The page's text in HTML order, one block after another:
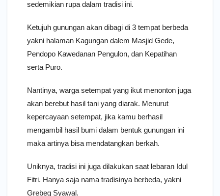
sedemikian rupa dalam tradisi ini.
Ketujuh gunungan akan dibagi di 3 tempat berbeda
yakni halaman Kagungan dalem Masjid Gede,
Pendopo Kawedanan Pengulon, dan Kepatihan
serta Puro.
Nantinya, warga setempat yang ikut menonton juga
akan berebut hasil tani yang diarak. Menurut
kepercayaan setempat, jika kamu berhasil
mengambil hasil bumi dalam bentuk gunungan ini
maka artinya bisa mendatangkan berkah.
Uniknya, tradisi ini juga dilakukan saat lebaran Idul
Fitri. Hanya saja nama tradisinya berbeda, yakni
Grebeg Syawal.